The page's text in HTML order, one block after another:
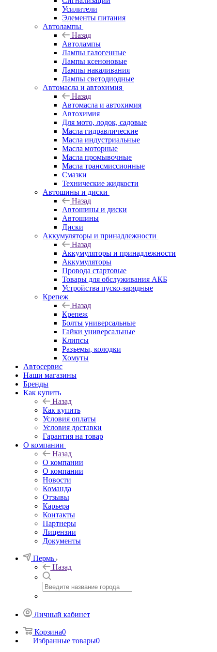
Усилители
Элементы питания
Автолампы
Назад
Автолампы
Лампы галогенные
Лампы ксеноновые
Лампы накаливания
Лампы светодиодные
Автомасла и автохимия
Назад
Автомасла и автохимия
Автохимия
Для мото, лодок, садовые
Масла гидравлические
Масла индустриальные
Масла моторные
Масла промывочные
Масла трансмиссионные
Смазки
Технические жидкости
Автошины и диски
Назад
Автошины и диски
Автошины
Диски
Аккумуляторы и принадлежности
Назад
Аккумуляторы и принадлежности
Аккумуляторы
Провода стартовые
Товары для обслуживания АКБ
Устройства пуско-зарядные
Крепеж
Назад
Крепеж
Болты универсальные
Гайки универсальные
Клипсы
Разъемы, колодки
Хомуты
Автосервис
Наши магазины
Бренды
Как купить
Назад
Как купить
Условия оплаты
Условия доставки
Гарантия на товар
О компании
Назад
О компании
О компании
Новости
Команда
Отзывы
Карьера
Контакты
Партнеры
Лицензии
Документы
Пермь
Назад
Личный кабинет
Корзина0
Избранные товары0